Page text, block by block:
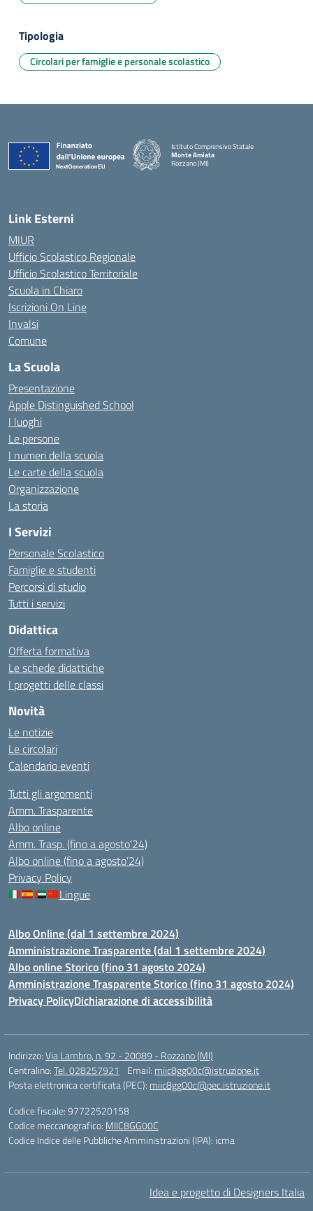
Tipologia
Circolari per famiglie e personale scolastico
Istituto Comprensivo Statale
Monte Amiata
Rozzano (MI)
Link Esterni
MIUR
Ufficio Scolastico Regionale
Ufficio Scolastico Territoriale
Scuola in Chiaro
Iscrizioni On Line
Invalsi
Comune
La Scuola
Presentazione
Apple Distinguished School
I luoghi
Le persone
I numeri della scuola
Le carte della scuola
Organizzazione
La storia
I Servizi
Personale Scolastico
Famiglie e studenti
Percorsi di studio
Tutti i servizi
Didattica
Offerta formativa
Le schede didattiche
I progetti delle classi
Novità
Le notizie
Le circolari
Calendario eventi
Tutti gli argomenti
Amm. Trasparente
Albo online
Amm. Trasp. (fino a agosto’24)
Albo online (fino a agosto’24)
Privacy Policy
Lingue
Albo Online (dal 1 settembre 2024)
Amministrazione Trasparente (dal 1 settembre 2024)
Albo online Storico (fino 31 agosto 2024)
Amministrazione Trasparente Storico (fino 31 agosto 2024)
Privacy PolicyDichiarazione di accessibilità
Indirizzo:Via Lambro, n. 92 - 20089 - Rozzano (MI)
Centralino:Tel. 028257921 Email: miic8gg00c@istruzione.it
Posta elettronica certificata (PEC): miic8gg00c@pec.istruzione.it
Codice fiscale: 97722520158
Codice meccanografico: MIIC8GG00C
Codice Indice delle Pubbliche Amministrazioni (IPA): icma
Idea e progetto di Designers Italia